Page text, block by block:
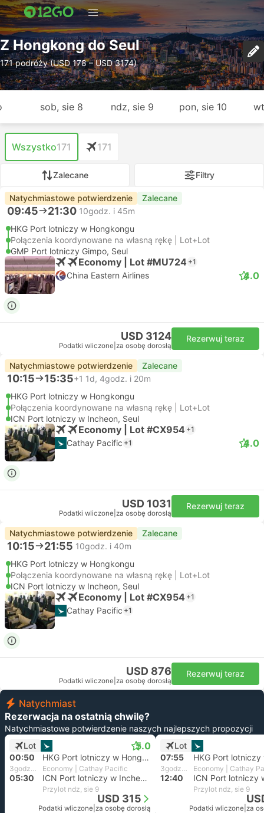
Z Hongkong do Seul
171 podróży (USD 178 – USD 3174)
sob, sie 8 ndz, sie 9 pon, sie 10
Wszystko171 171
Zalecane Filtry
Natychmiastowe potwierdzenie Zalecane
09:45 21:30 10godz. i 45m
HKG Port lotniczy w Hongkongu
Połączenia koordynowane na własną rękę | Lot+Lot
GMP Port lotniczy Gimpo, Seul
Economy | Lot #MU724 +1
China Eastern Airlines 4.0
USD 3124
Podatki wliczone za osobę dorosłą
Rezerwuj teraz
Natychmiastowe potwierdzenie Zalecane
10:15 15:35+1 1d, 4godz. i 20m
HKG Port lotniczy w Hongkongu
Połączenia koordynowane na własną rękę | Lot+Lot
ICN Port lotniczy w Incheon, Seul
Economy | Lot #CX954 +1
Cathay Pacific +1 4.0
USD 1031
Podatki wliczone za osobę dorosłą
Rezerwuj teraz
Natychmiastowe potwierdzenie Zalecane
10:15 21:55 10godz. i 40m
HKG Port lotniczy w Hongkongu
Połączenia koordynowane na własną rękę | Lot+Lot
ICN Port lotniczy w Incheon, Seul
Economy | Lot #CX954 +1
Cathay Pacific +1
USD 876
Podatki wliczone za osobę dorosłą
Rezerwuj teraz
Natychmiast
Rezerwacja na ostatnią chwilę?
Natychmiastowe potwierdzenie naszych najlepszych propozycji
Lot
5.0
00:50 HKG Port lotniczy w Hongkongu
3godz. i 40m Economy | Cathay Pacific
05:30 ICN Port lotniczy w Incheon, Seul
Przylot ndz, sie 9
USD 315
Podatki wliczone za osobę dorosłą
Lot
07:55
3godz. i 45m Economy | Cathay
12:40
Przylot ndz, sie 9
Podatki wliczone za